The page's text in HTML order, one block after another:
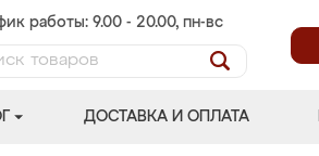
работы: 9.00 - 20.00, пн-вс
ДОСТАВКА И ОПЛАТА